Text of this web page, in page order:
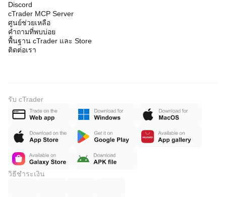
Discord
cTrader MCP Server
ศูนย์ช่วยเหลือ
คำถามที่พบบ่อย
พื้นฐาน cTrader และ Store
ติดต่อเรา
รับ cTrader
วิธีชำระเงิน